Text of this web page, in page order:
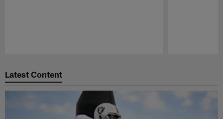
Latest Content